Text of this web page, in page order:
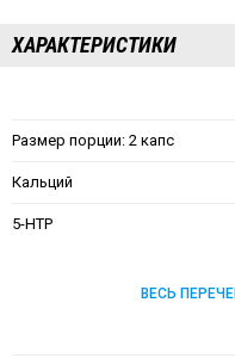
ХАРАКТЕРИСТИКИ
Размер порции: 2 капc
Кальций
5-HTP
ВЕСЬ